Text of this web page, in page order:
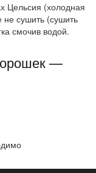
Цельсия (холодная
сушить (сушить
смочив водой.
—